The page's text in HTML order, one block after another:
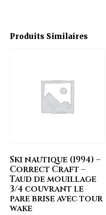
Produits Similaires
Ski nautique (1994) –
Correct Craft –
Taud de mouillage
3/4 couvrant le
pare brise avec tour
wake